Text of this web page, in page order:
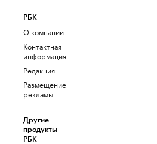
РБК
О компании
Контактная
информация
Редакция
Размещение
рекламы
Другие
продукты
РБК